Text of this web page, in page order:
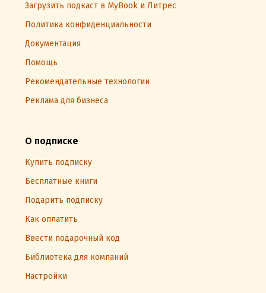
Загрузить подкаст в MyBook и Литрес
Политика конфиденциальности
Документация
Помощь
Рекомендательные технологии
Реклама для бизнеса
О подписке
Купить подписку
Бесплатные книги
Подарить подписку
Как оплатить
Ввести подарочный код
Библиотека для компаний
Настройки